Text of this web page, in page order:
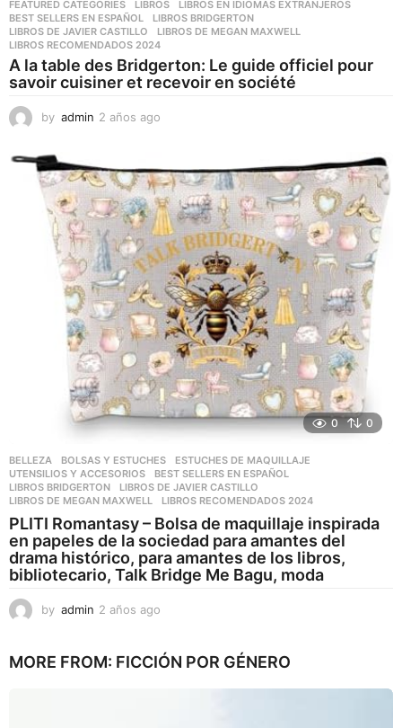
FEATURED CATEGORIES ,LIBROS ,LIBROS EN IDIOMAS EXTRANJEROS
BEST SELLERS EN ESPAÑOL
,LIBROS BRIDGERTON
LIBROS DE JAVIER CASTILLO
,LIBROS DE MEGAN MAXWELL
LIBROS RECOMENDADOS 2024
A la table des Bridgerton: Le guide officiel pour
savoir cuisiner et recevoir en société
by admin 2 años ago
o
s
a
g
o
0 0
BELLEZA ,BOLSAS Y ESTUCHES ,ESTUCHES DE MAQUILLAJE
UTENSILIOS Y ACCESORIOS
BEST SELLERS EN ESPAÑOL
LIBROS BRIDGERTON
,LIBROS DE JAVIER CASTILLO
LIBROS DE MEGAN MAXWELL
,LIBROS RECOMENDADOS 2024
PLITI Romantasy – Bolsa de maquillaje inspirada
en papeles de la sociedad para amantes del
drama histórico, para amantes de los libros,
bibliotecario, Talk Bridge Me Bagu, moda
by admin 2 años ago
o
MORE FROM: FICCIÓN POR GÉNERO